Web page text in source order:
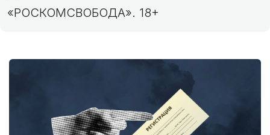
«РОСКОМСВОБОДА». 18+